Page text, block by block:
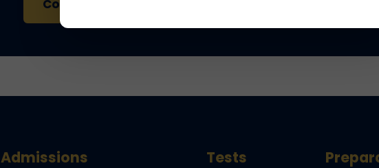
Contáctenos para una consulta Hable con un
Admissions Tests